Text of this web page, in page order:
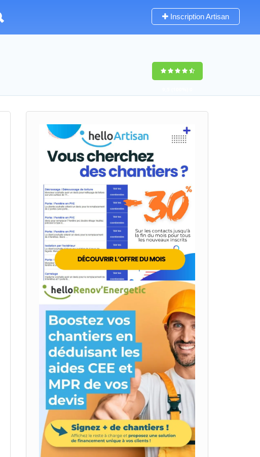
Inscription Artisan